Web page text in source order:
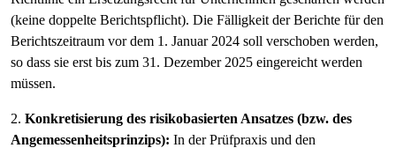
(keine doppelte Berichtspflicht). Die Fälligkeit der Berichte für den
Berichtszeitraum vor dem 1. Januar 2024 soll verschoben werden,
so dass sie erst bis zum 31. Dezember 2025 eingereicht werden
müssen.
2. Konkretisierung des risikobasierten Ansatzes (bzw. des
Angemessenheitsprinzips): In der Prüfpraxis und den